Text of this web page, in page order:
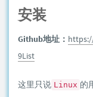
安装
Github地址：
9List
这里只说 Linux 的